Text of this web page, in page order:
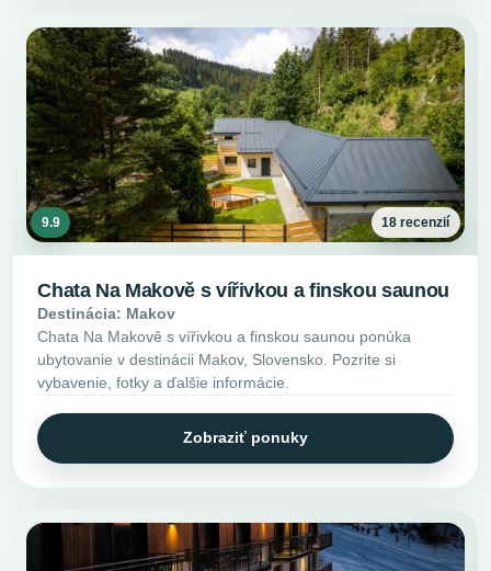
9.9 18 recenzií
Chata Na Makově s vířivkou a finskou saunou
Destinácia: Makov
Chata Na Makově s vířivkou a finskou saunou ponúka
ubytovanie v destinácii Makov, Slovensko. Pozrite si
vybavenie, fotky a ďalšie informácie.
Zobraziť ponuky